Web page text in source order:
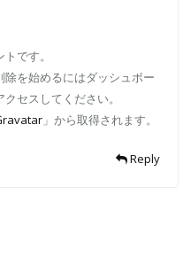
です。
除を始めるにはダッシュボー
セスしてください。
」から取得されます。
Reply